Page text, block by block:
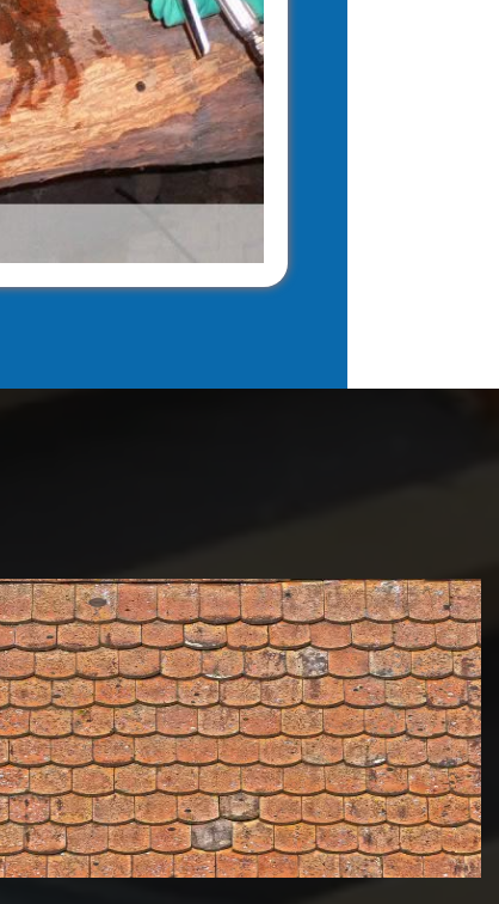
Nettoyage et démoussage de
toiture 39 Jura